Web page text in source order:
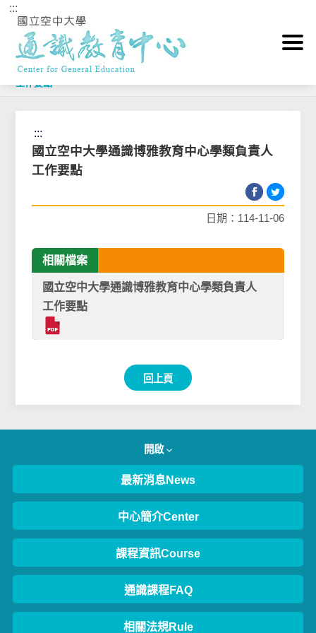
跳到主要內容區塊
:::
首頁>相關法規Rule>國立空中大學通識博雅教育中心學類負責人
工作要點
:::
國立空中大學通識博雅教育中心學類負責人
工作要點
日期：114-11-06
相關檔案
國立空中大學通識博雅教育中心學類負責人
工作要點
回上頁
開啟
最新消息News
中心簡介Center
課程資訊Course
通識課程FAQ
相關法規Rule